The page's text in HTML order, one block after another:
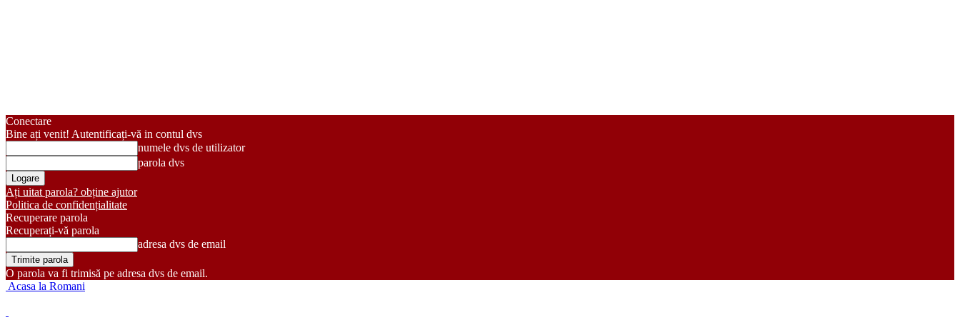
Conectare
Bine ați venit! Autentificați-vă in contul dvs
numele dvs de utilizator
parola dvs
Ați uitat parola? obține ajutor
Politica de confidențialitate
Recuperare parola
Recuperați-vă parola
adresa dvs de email
O parola va fi trimisă pe adresa dvs de email.
Acasa la Romani